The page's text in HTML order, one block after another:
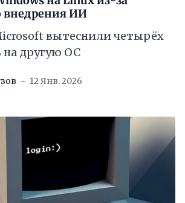
внедрения ИИ
вытеснили четырёх
другую ОС
12 Янв. 2026